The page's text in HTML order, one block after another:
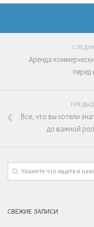
Аренда
перед
Все, что вы хотели
до важной
СВЕЖИЕ ЗАПИСИ